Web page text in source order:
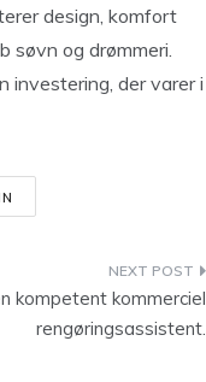
design, komfort
søvn og drømmeri.
investering, der varer i
kompetent kommerciel
rengøringsassistent.